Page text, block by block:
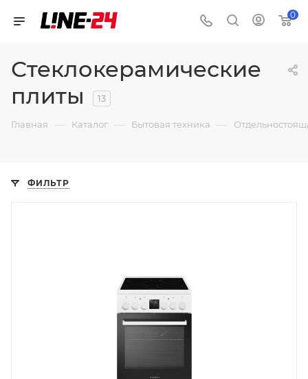
0
Стеклокерамические
плиты
13
Главная — Каталог — Бытовая техника —
ФИЛЬТР